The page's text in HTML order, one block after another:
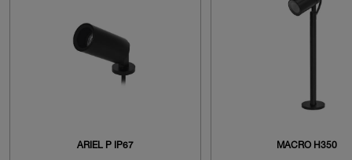
ARIEL P IP67 MACRO H350